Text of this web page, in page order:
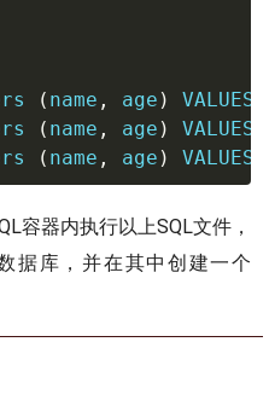
( name , age ) VALUES
( name , age ) VALUES
( name , age ) VALUES
容器内执行以上SQL文件，
据库，并在其中创建一个